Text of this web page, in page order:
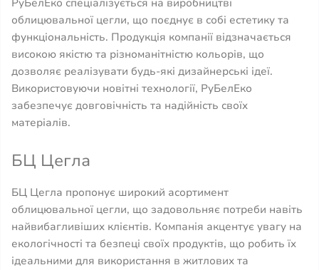
РуБелЕко спеціалізується на виробництві
облицювальної цегли, що поєднує в собі естетику та
функціональність. Продукція компанії відзначається
високою якістю та різноманітністю кольорів, що
дозволяє реалізувати будь-які дизайнерські ідеї.
Використовуючи новітні технології, РуБелЕко
забезпечує довговічність та надійність своїх
матеріалів.
БЦ Цегла
БЦ Цегла пропонує широкий асортимент
облицювальної цегли, що задовольняє потреби навіть
найвибагливіших клієнтів. Компанія акцентує увагу на
екологічності та безпеці своїх продуктів, що робить їх
ідеальними для використання в житлових та